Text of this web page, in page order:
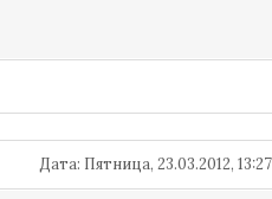
Дата: Пятница, 23.03.2012,